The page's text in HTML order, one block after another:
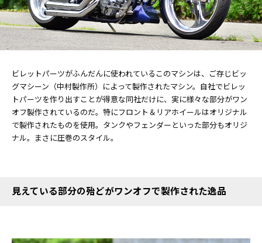
ビレットパーツがふんだんに使われているこのマシンは、ご存じビッ
グマシーン（中村製作所）によって製作されたマシン。自社でビレッ
トパーツを作り出すことが得意な同社だけに、実に様々な部分がワン
オフ製作されているのだ。特にフロント＆リアホイールはオリジナル
で製作されたものを使用。タンクやフェンダーといった部分もオリジ
ナル。まさに圧巻のスタイル。
見えている部分の殆どがワンオフで製作された逸品